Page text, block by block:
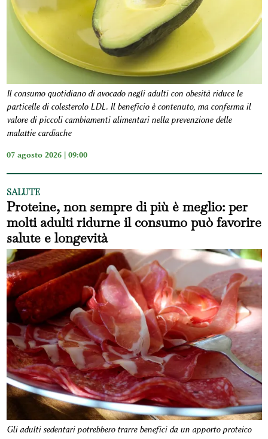
Il consumo quotidiano di avocado negli adulti con obesità riduce le
particelle di colesterolo LDL. Il beneficio è contenuto, ma conferma il
valore di piccoli cambiamenti alimentari nella prevenzione delle
malattie cardiache
07 agosto 2026 | 09:00
SALUTE
Proteine, non sempre di più è meglio: per
molti adulti ridurne il consumo può favorire
salute e longevità
Gli adulti sedentari potrebbero trarre benefici da un apporto proteico